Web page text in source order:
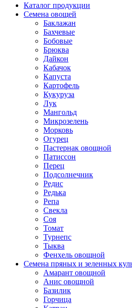
Каталог продукции
Семена овощей
Баклажан
Бахчевые
Бобовые
Брюква
Дайкон
Кабачок
Капуста
Картофель
Кукуруза
Лук
Мангольд
Микрозелень
Морковь
Огурец
Пастернак овощной
Патиссон
Перец
Подсолнечник
Редис
Редька
Репа
Свекла
Соя
Томат
Турнепс
Тыква
Фенхель овощной
Семена пряных и зеленных
Амарант овощной
Анис овощной
Базилик
Горчица